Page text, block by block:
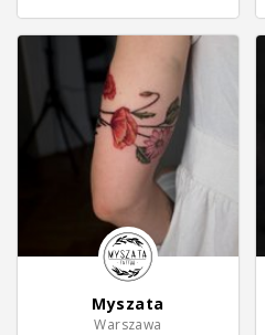
Myszata
Warszawa